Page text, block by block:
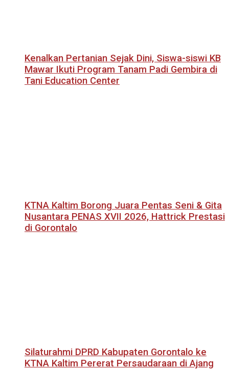
Kenalkan Pertanian Sejak Dini, Siswa-siswi KB
Mawar Ikuti Program Tanam Padi Gembira di
Tani Education Center
KTNA Kaltim Borong Juara Pentas Seni & Gita
Nusantara PENAS XVII 2026, Hattrick Prestasi
di Gorontalo
Silaturahmi DPRD Kabupaten Gorontalo ke
KTNA Kaltim Pererat Persaudaraan di Ajang